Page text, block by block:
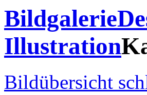
Bildgalerie
Illustration
Bildübersicht